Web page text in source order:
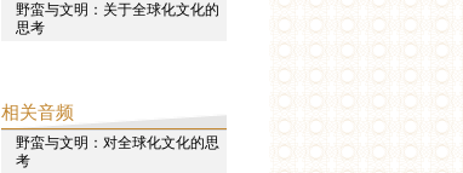
野蛮与文明：关于全球化文化的
思考
相关音频
野蛮与文明：对全球化文化的思
考